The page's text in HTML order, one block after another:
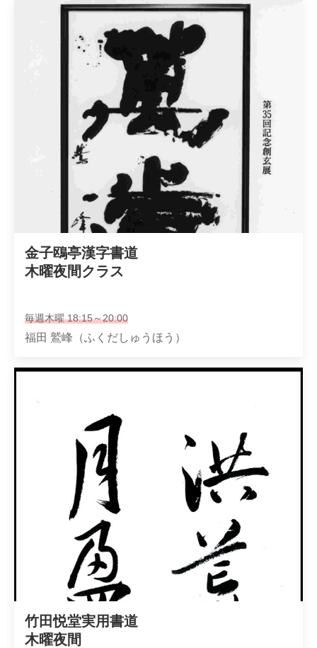
金子鴎亭漢字書道
木曜夜間クラス
毎週木曜 18:15～20:00
福田 鷲峰（ふくだしゅうほう）
竹田悦堂実用書道
木曜夜間